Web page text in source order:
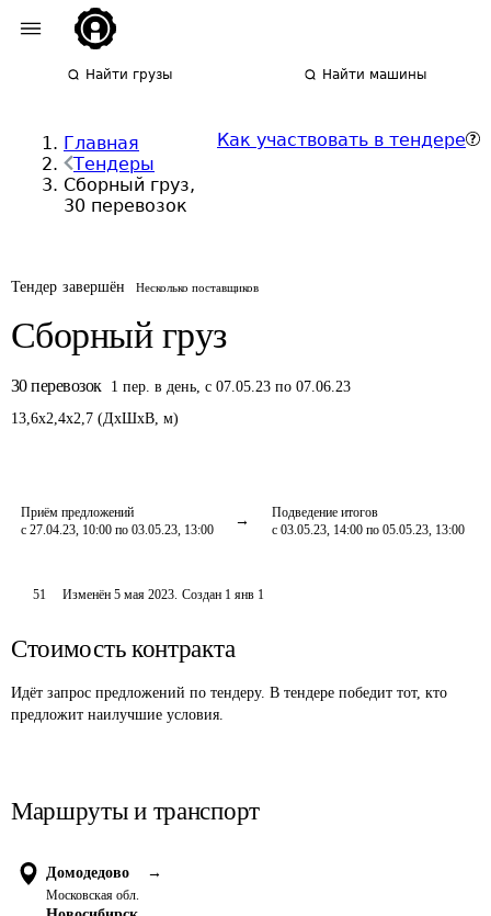
Найти грузы Найти машины
Главная
Тендеры
Сборный груз,
30 перевозок
Как участвовать в тендере
Тендер завершён Несколько поставщиков
Сборный груз
30 перевозок 1 пер. в день, с 07.05.23 по 07.06.23
13,6x2,4x2,7 (ДxШxВ, м)
Приём предложений
с 27.04.23, 10:00 по 03.05.23, 13:00
Подведение итогов
с 03.05.23, 14:00 по 05.05.23, 13:00
51 Изменён5 мая 2023. Создан 1 янв 1
Стоимость контракта
Идёт запрос предложений по тендеру. В тендере победит тот, кто
предложит наилучшие условия.
Маршруты и транспорт
Домодедово →
Московская обл.